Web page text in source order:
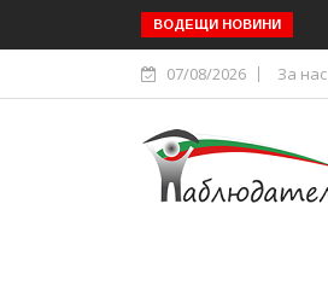
ВОДЕЩИ НОВИНИ
07/08/2026 За нас